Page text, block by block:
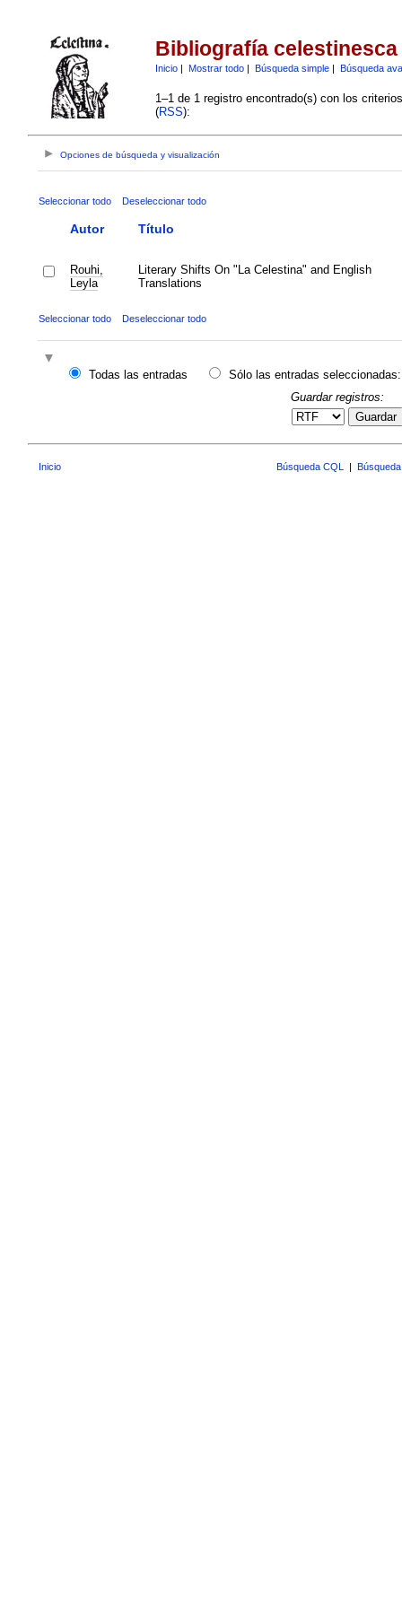
Bibliografía celestinesca
Inicio| Mostrar todo| Búsqueda simple| Búsqueda
1–1 de 1 registro encontrado(s) con los
(RSS):
Opciones de búsqueda y visualización
Seleccionar todo Deseleccionar todo
Autor Título
Rouhi,
Leyla
Literary Shifts On "La Celestina" and English
Translations
Seleccionar todo Deseleccionar todo
Todas las entradas
Sólo las entradas seleccionadas:
Guardar registros:
Guardar
Inicio Búsqueda CQL